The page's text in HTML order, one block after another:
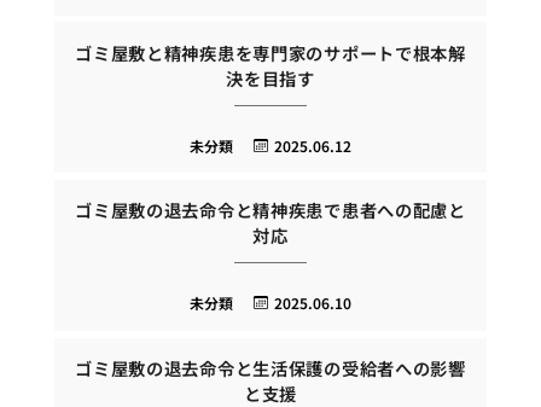
ゴミ屋敷と精神疾患を専門家のサポートで根本解
決を目指す
2025.06.12
未分類
ゴミ屋敷の退去命令と精神疾患で患者への配慮と
対応
2025.06.10
未分類
ゴミ屋敷の退去命令と生活保護の受給者への影響
と支援